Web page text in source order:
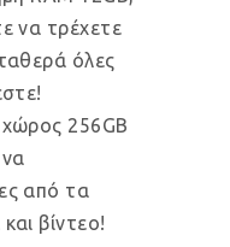
να τρέχετε
όλες
256GB
από τα
βίντεο!